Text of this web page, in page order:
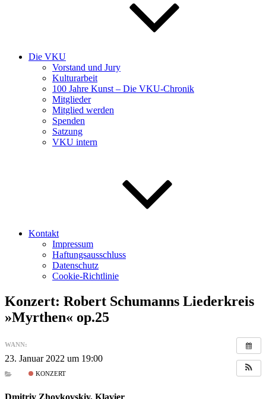
Die VKU
Vorstand und Jury
Kulturarbeit
100 Jahre Kunst – Die VKU-Chronik
Mitglieder
Mitglied werden
Spenden
Satzung
VKU intern
Kontakt
Impressum
Haftungsausschluss
Datenschutz
Cookie-Richtlinie
Konzert: Robert Schumanns Liederkreis
»Myrthen« op.25
WANN:
23. Januar 2022 um 19:00
KONZERT
Dmitriy Zhovkovskiy, Klavier